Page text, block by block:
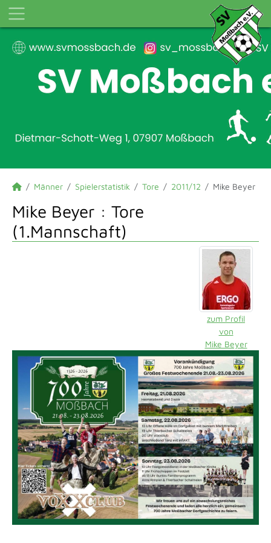
Männer Spielerstatistik Tore 2011/12 Mike Beyer
Mike Beyer : Tore
(1.Mannschaft)
zum Profil
von
Mike Beyer